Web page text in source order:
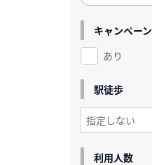
キャンペーン
あり
駅徒歩
利用人数